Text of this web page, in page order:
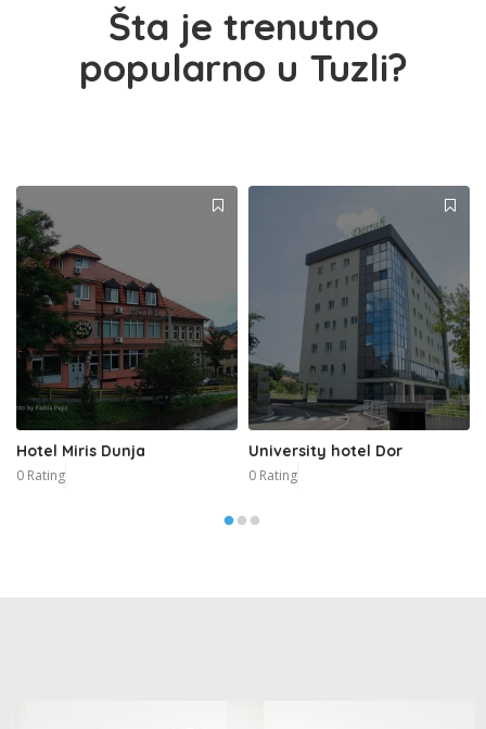
Šta je trenutno
popularno u Tuzli?
Hotel Miris Dunja
0 Rating
University hotel Dor
0 Rating